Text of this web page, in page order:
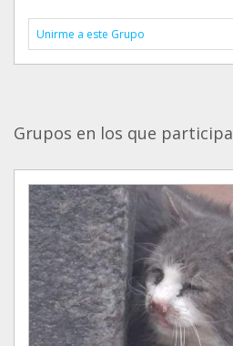
Unirme a este Grupo
Grupos en los que participa